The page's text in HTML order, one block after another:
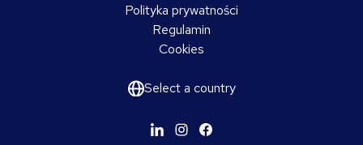
Polityka prywatności
Regulamin
Cookies
Select a country